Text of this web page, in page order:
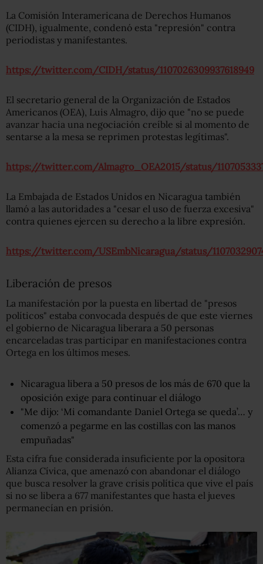
La Comisión Interamericana de Derechos Humanos
(CIDH), igualmente, condenó esta "represión" contra
periodistas y manifestantes.
https://twitter.com/CIDH/status/1107026309937618949
El secretario general de la Organización de Estados
Americanos (OEA), Luis Almagro, dijo que "no se puede
avanzar hacia una negociación creíble si al momento de
sentarse a la mesa se reprimen protestas legítimas".
https://twitter.com/Almagro_OEA2015/status/
La Embajada de Estados Unidos en Nicaragua también
llamó a las autoridades a "cesar el uso de fuerza excesiva"
contra quienes ejercen su derecho a la libre expresión.
https://twitter.com/USEmbNicaragua/status/
Liberación de presos
La manifestación por la puesta en libertad de "presos
políticos" estaba convocada después de que este viernes
el gobierno de Nicaragua liberara a 50 personas
encarceladas tras participar en manifestaciones contra
Ortega en los últimos meses.
Nicaragua libera a 50 presos de los más de 670 que la
oposición exige para continuar el diálogo
"Me dijo: ‘Mi comandante Daniel Ortega se queda’… y
comenzó a pegarme en las costillas con las manos
empuñadas"
Esta cifra fue considerada insuficiente por la opositora
Alianza Cívica, que amenazó con abandonar el diálogo
que busca resolver la grave crisis política que vive el país
si no se libera a 677 manifestantes que hasta el jueves
permanecían en prisión.